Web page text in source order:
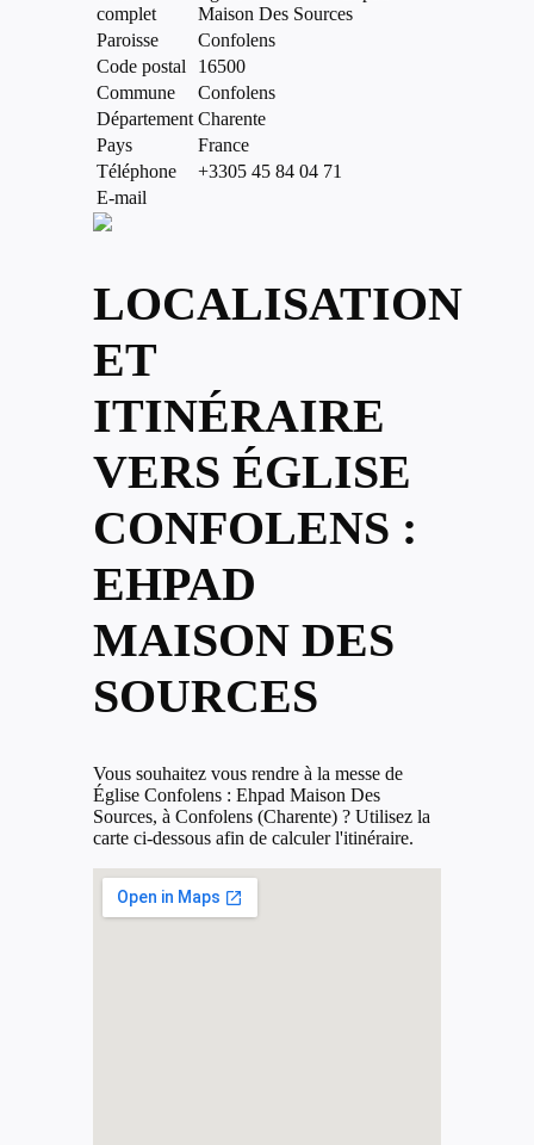
complet
Maison Des Sources
Paroisse
Confolens
Code postal
16500
Commune
Confolens
Département Charente
Pays
France
Téléphone
+3305 45 84 04 71
E-mail
LOCALISATION
ET
ITINÉRAIRE
VERS ÉGLISE
CONFOLENS :
EHPAD
MAISON DES
SOURCES
Vous souhaitez vous rendre à la messe de
Église Confolens : Ehpad Maison Des
Sources, à Confolens (Charente) ? Utilisez la
carte ci-dessous afin de calculer l'itinéraire.